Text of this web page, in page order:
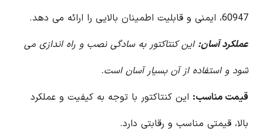
60947، ایمنی و قابلیت اطمینان بالایی را ارائه می دهد.
عملکرد آسان: این کنتاکتور به سادگی نصب و راه اندازی می
شود و استفاده از آن بسیار آسان است.
قیمت مناسب: این کنتاکتور با توجه به کیفیت و عملکرد
بالا، قیمتی مناسب و رقابتی دارد.